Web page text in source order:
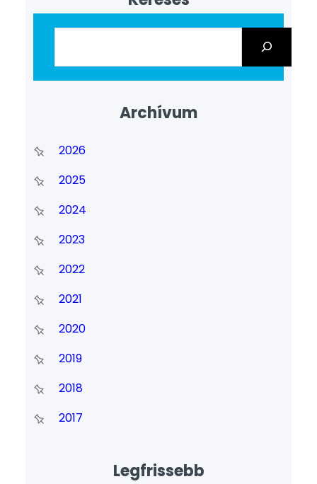
Archívum
2026
2025
2024
2023
2022
2021
2020
2019
2018
2017
Legfrissebb